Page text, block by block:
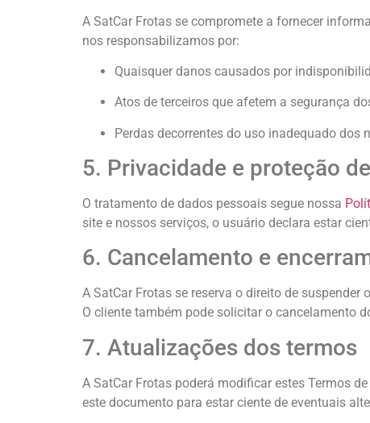
A SatCar Frotas se compromete a fornecer
nos responsabilizamos por:
Quaisquer danos causados por
Atos de terceiros que afetem a segurança
Perdas decorrentes do uso inadequado dos
5. Privacidade e proteção
O tratamento de dados pessoais segue nossa
site e nossos serviços, o usuário declara estar
6. Cancelamento e
A SatCar Frotas se reserva o direito de
O cliente também pode solicitar o cancelamento
7. Atualizações dos termos
A SatCar Frotas poderá modificar estes Termos
este documento para estar ciente de eventuais